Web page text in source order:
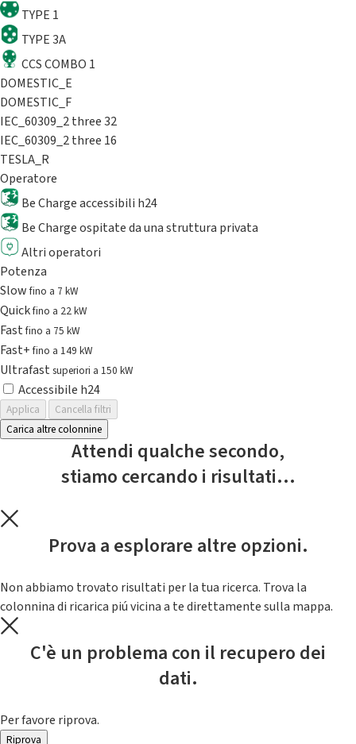
TYPE 1
TYPE 3A
CCS COMBO 1
DOMESTIC_E
DOMESTIC_F
IEC_60309_2 three 32
IEC_60309_2 three 16
TESLA_R
Operatore
Be Charge accessibili h24
Be Charge ospitate da una struttura privata
Altri operatori
Potenza
Slowfino a 7 kW
Quickfino a 22 kW
Fastfino a 75 kW
Fast+fino a 149 kW
Ultrafast superiori a 150 kW
Accessibile h24
Applica
Cancella filtri
Carica altre colonnine
Attendi qualche secondo,
stiamo cercando i risultati...
Prova a esplorare altre opzioni.
Non abbiamo trovato risultati per la tua ricerca. Trova la
colonnina di ricarica piú vicina a te direttamente sulla mappa.
C'è un problema con il recupero dei
dati.
Per favore riprova.
Riprova